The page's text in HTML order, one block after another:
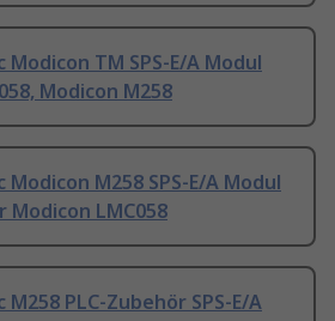
TM SPS-E/A Modul
Modicon M258
M258 SPS-E/A Modul
Modicon LMC058
PLC-Zubehör SPS-E/A